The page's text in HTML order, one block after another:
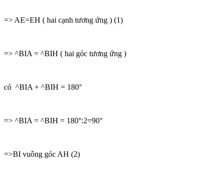
=> AE=EH ( hai cạnh tương ứng ) (1)
=> ^BIA = ^BIH ( hai góc tương ứng )
có ^BIA + ^BIH = 180°
=> ^BIA = ^BIH = 180°:2=90°
=>BI vuông góc AH (2)